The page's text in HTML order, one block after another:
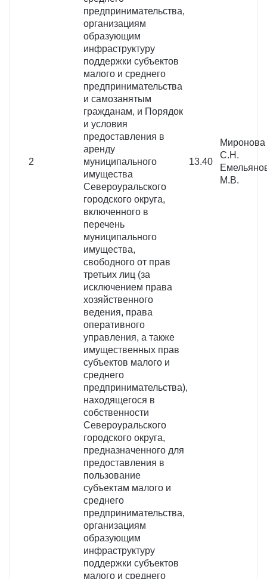
2
предпринимательства,
организациям
образующим
инфраструктуру
поддержки субъектов
малого и среднего
предпринимательства
и самозанятым
гражданам, и Порядок
и условия
предоставления в
аренду
муниципального
имущества
Североуральского
городского округа,
включенного в
перечень
муниципального
имущества,
свободного от прав
третьих лиц (за
исключением права
хозяйственного
ведения, права
оперативного
управления, а также
имущественных прав
субъектов малого и
среднего
предпринимательства),
находящегося в
собственности
Североуральского
городского округа,
предназначенного для
предоставления в
пользование
субъектам малого и
среднего
предпринимательства,
организациям
образующим
инфраструктуру
поддержки субъектов
малого и среднего
13.40
Миронова
С.Н.
М.В.